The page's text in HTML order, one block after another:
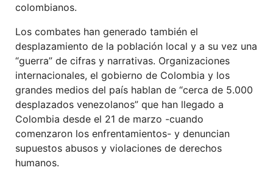
colombianos.
Los combates han generado también el
desplazamiento de la población local y a su vez una
“guerra” de cifras y narrativas. Organizaciones
internacionales, el gobierno de Colombia y los
grandes medios del país hablan de “cerca de 5.000
desplazados venezolanos” que han llegado a
Colombia desde el 21 de marzo -cuando
comenzaron los enfrentamientos- y denuncian
supuestos abusos y violaciones de derechos
humanos.